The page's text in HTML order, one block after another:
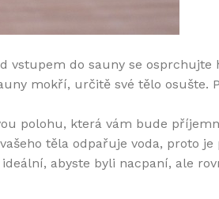
vstupem do sauny se
mokří, určitě své tělo
polohu, která vám bude
těla odpařuje voda, proto
ideální, abyste byli nacpaní, ale